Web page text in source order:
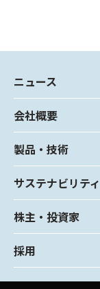
ニュース
会社概要
製品・技術
サステナビリティ
株主・投資家
採用